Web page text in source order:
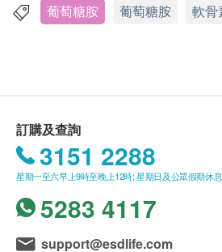
補充 NMN 可以增加人體的骨
組織、軟骨、韌帶和其它結構中
部位的強韌度、靈活性和彈性。
有抗氧化，抗發炎及舒痛等功效
相關疾病 。
軟骨素在骨膠原中的高含量發揮
應最少有12個月或以上。
購買 ELXR Lab 產品總額滿
免費送貨服務。賬單總額未
HK$30運費。
我們將於確定訂單後1-3個工作
不排除運送時間會因節日而有
訊號懸掛或黑色暴雨警告生效
葡萄糖胺 葡萄糖胺 軟骨
訂購及查詢
3151 2288
星期一至六早上9時至晚上12時; 星期日及公眾假期休息
5283 4117
support@esdlife.com